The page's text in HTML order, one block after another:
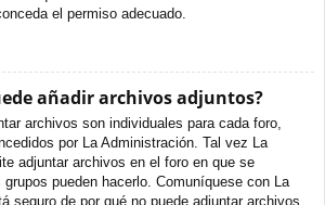
el permiso adecuado.
añadir archivos adjuntos?
archivos son individuales para cada foro,
por La Administración. Tal vez La
adjuntar archivos en el foro en que se
pueden hacerlo. Comuníquese con La
seguro de por qué no puede adjuntar archivos.